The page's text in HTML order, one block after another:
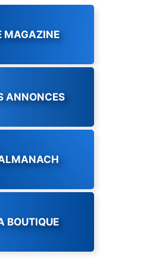
MAGAZINE
ANNONCES
BOUTIQUE